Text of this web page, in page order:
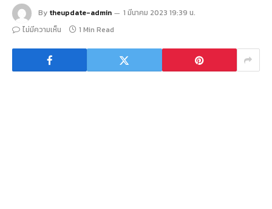
By theupdate-admin
1 มีนาคม 2023 19:39 น.
ไม่มีความเห็น
1 Min Read